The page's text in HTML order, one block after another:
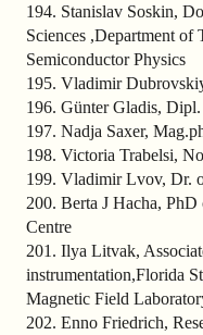
194. Stanislav Soskin,
Sciences ,Department of
Semiconductor Physics
195. Vladimir
196. Günter Gladis,
197. Nadja Saxer,
198. Victoria Trabelsi,
199. Vladimir Lvov, Dr.
200. Berta J Hacha,
Centre
201. Ilya Litvak,
instrumentation,Florida
Magnetic Field
202. Enno Friedrich,